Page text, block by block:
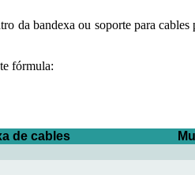
da bandexa ou soporte para
fórmula:
de cables